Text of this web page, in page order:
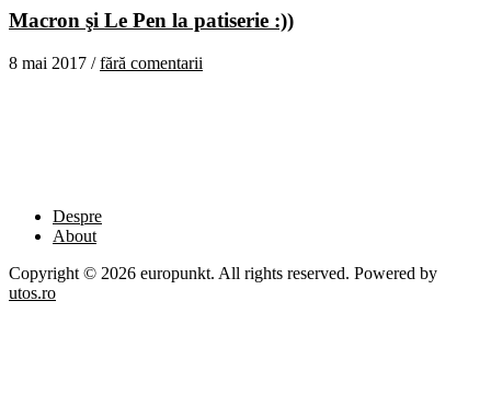
Macron şi Le Pen la patiserie :))
8 mai 2017 /fără comentarii
Despre
About
Copyright © 2026 europunkt. All rights reserved. Powered by
utos.ro